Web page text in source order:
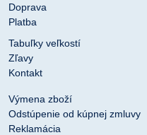
Doprava
Platba
Tabuľky veľkostí
Zľavy
Kontakt
Výmena zboží
Odstúpenie od kúpnej zmluvy
Reklamácia